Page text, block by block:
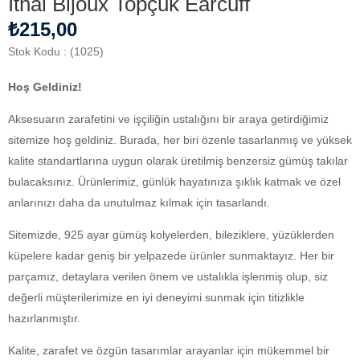
₺215,00
Stok Kodu (1025)
Hoş Geldiniz!
Aksesuarın zarafetini ve işçiliğin ustalığını bir araya getirdiğimiz
sitemize hoş geldiniz. Burada, her biri özenle tasarlanmış ve yüksek
kalite standartlarına uygun olarak üretilmiş benzersiz gümüş takılar
bulacaksınız. Ürünlerimiz, günlük hayatınıza şıklık katmak ve özel
anlarınızı daha da unutulmaz kılmak için tasarlandı.
Sitemizde, 925 ayar gümüş kolyelerden, bileziklere, yüzüklerden
küpelere kadar geniş bir yelpazede ürünler sunmaktayız. Her bir
parçamız, detaylara verilen önem ve ustalıkla işlenmiş olup, siz
değerli müşterilerimize en iyi deneyimi sunmak için titizlikle
hazırlanmıştır.
Kalite, zarafet ve özgün tasarımlar arayanlar için mükemmel bir